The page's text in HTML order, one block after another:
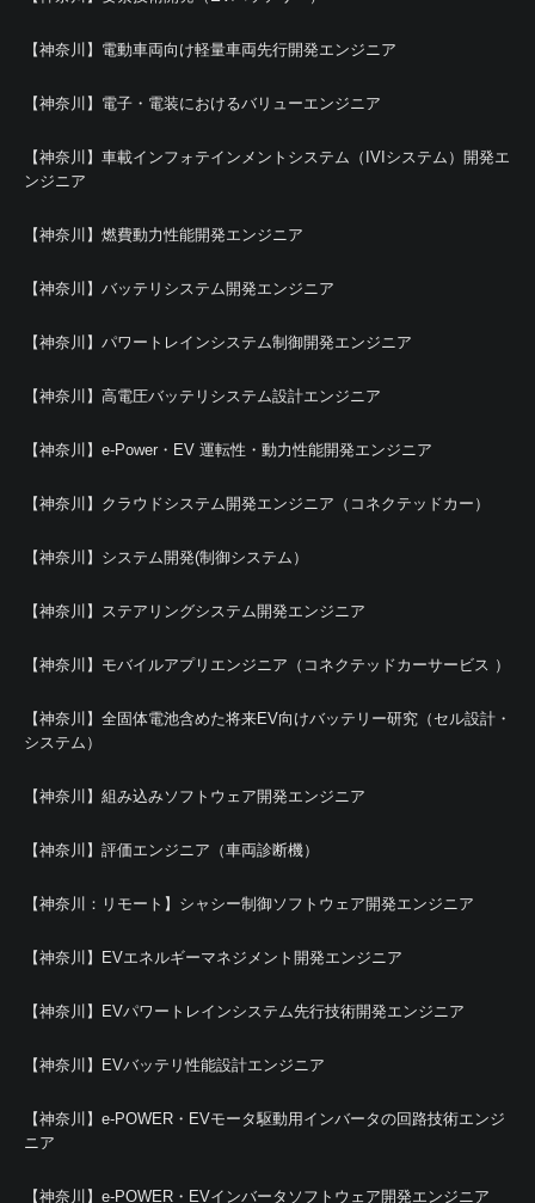
【神奈川】電動車両向け軽量車両先行開発エンジニア
【神奈川】電子・電装におけるバリューエンジニア
【神奈川】車載インフォテインメントシステム（IVIシステム）開発エ
ンジニア
【神奈川】燃費動力性能開発エンジニア
【神奈川】バッテリシステム開発エンジニア
【神奈川】パワートレインシステム制御開発エンジニア
【神奈川】高電圧バッテリシステム設計エンジニア
【神奈川】e-Power・EV 運転性・動力性能開発エンジニア
【神奈川】クラウドシステム開発エンジニア（コネクテッドカー）
【神奈川】システム開発(制御システム）
【神奈川】ステアリングシステム開発エンジニア
【神奈川】モバイルアプリエンジニア（コネクテッドカーサービス ）
【神奈川】全固体電池含めた将来EV向けバッテリー研究（セル設計・
システム）
【神奈川】組み込みソフトウェア開発エンジニア
【神奈川】評価エンジニア（車両診断機）
【神奈川：リモート】シャシー制御ソフトウェア開発エンジニア
【神奈川】EVエネルギーマネジメント開発エンジニア
【神奈川】EVパワートレインシステム先行技術開発エンジニア
【神奈川】EVバッテリ性能設計エンジニア
【神奈川】e-POWER・EVモータ駆動用インバータの回路技術エンジ
ニア
【神奈川】e-POWER・EVインバータソフトウェア開発エンジニア